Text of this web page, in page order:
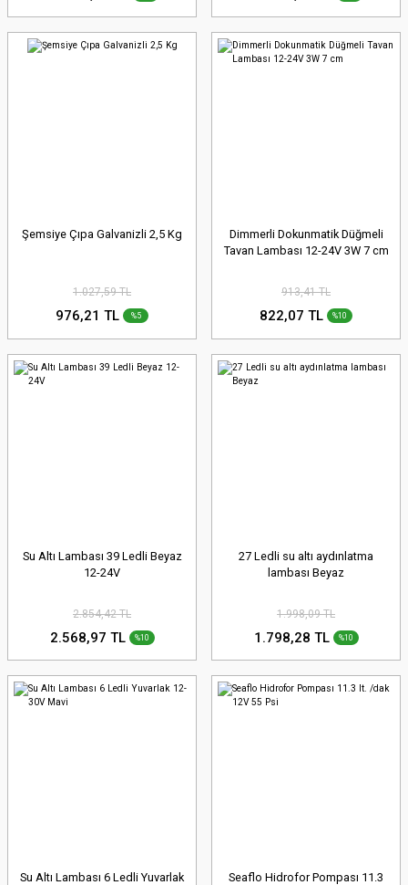
Şemsiye Çıpa Galvanizli 2,5 Kg
1.027,59 TL
976,21 TL %5
Dimmerli Dokunmatik Düğmeli
Tavan Lambası 12-24V 3W 7 cm
913,41 TL
822,07 TL %10
Su Altı Lambası 39 Ledli Beyaz
12-24V
2.854,42 TL
2.568,97 TL %10
27 Ledli su altı aydınlatma
lambası Beyaz
1.998,09 TL
1.798,28 TL %10
Su Altı Lambası 6 Ledli Yuvarlak Seaflo Hidrofor Pompası 11.3